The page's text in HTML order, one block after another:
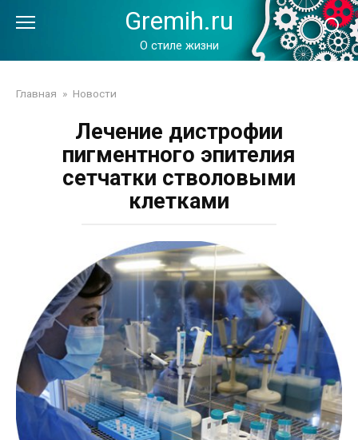
Gremih.ru
О стиле жизни
Главная » Новости
Лечение дистрофии
пигментного эпителия
сетчатки стволовыми
клетками